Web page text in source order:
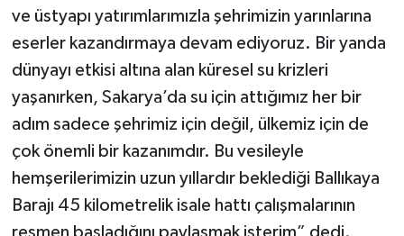
ve üstyapı yatırımlarımızla şehrimizin yarınlarına
eserler kazandırmaya devam ediyoruz. Bir yanda
dünyayı etkisi altına alan küresel su krizleri
yaşanırken, Sakarya’da su için attığımız her bir
adım sadece şehrimiz için değil, ülkemiz için de
çok önemli bir kazanımdır. Bu vesileyle
hemşerilerimizin uzun yıllardır beklediği Ballıkaya
Barajı 45 kilometrelik isale hattı çalışmalarının